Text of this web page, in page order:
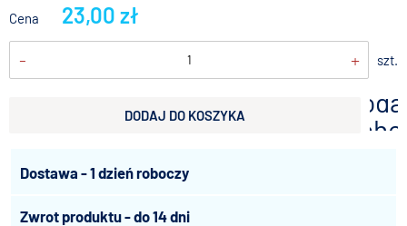
Cena 23,00 zł
- + szt.
DODAJ DO KOSZYKA
Dostawa - 1 dzień roboczy
Zwrot produktu - do 14 dni